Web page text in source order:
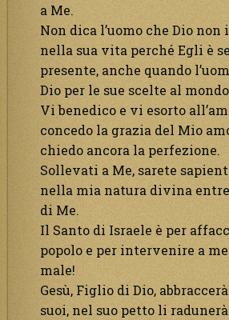
a Me.
Non dica l’uomo che Dio
nella sua vita perché Egli è
presente, anche quando
Dio per le sue scelte al
Vi benedico e vi esorto
concedo la grazia del Mio
chiedo ancora la perfezione.
Sollevati a Me, sarete
nella mia natura divina
di Me.
Il Santo di Israele è per
popolo e per intervenire a
male!
Gesù, Figlio di Dio,
suoi, nel suo petto li